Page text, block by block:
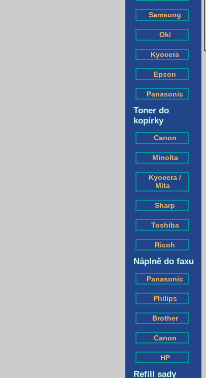
Samsung
Oki
Kyocera
Epson
Panasonic
Toner do
kopírky
Canon
Minolta
Kyocera /
Mita
Sharp
Toshiba
Ricoh
Náplně do faxu
Panasonic
Philips
Brother
Canon
HP
Refill sady